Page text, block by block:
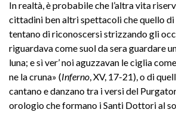
In realtà, è probabile che l’altra vita
cittadini ben altri spettacoli che quello di
tentano di riconoscersi strizzando gli
riguardava come suol da sera guardare
luna; e sì ver’ noi aguzzavan le ciglia
ne la cruna» (Inferno , XV, 17-21), o di
cantano e danzano tra i versi del
orologio che formano i Santi Dottori al